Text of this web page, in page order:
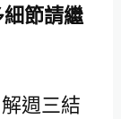
節請繼
週三結